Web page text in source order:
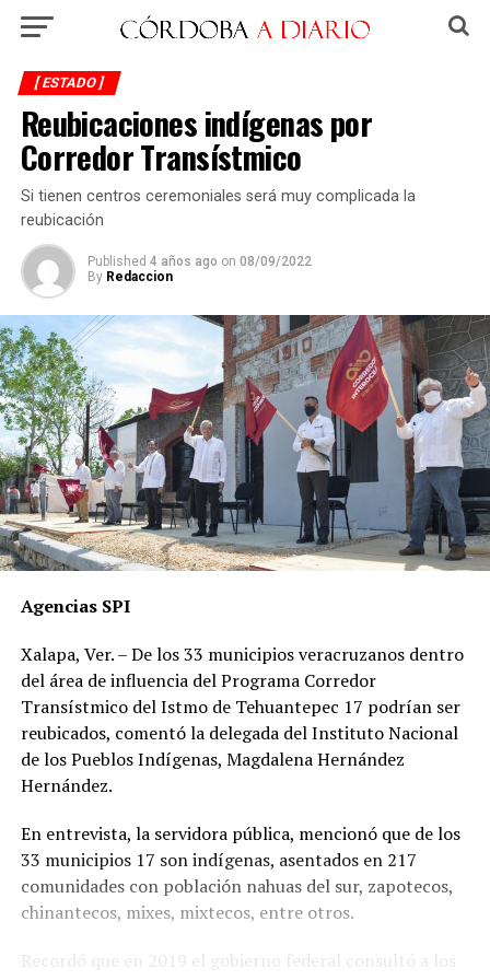
[ ESTADO ]
Reubicaciones indígenas por
Corredor Transístmico
Si tienen centros ceremoniales será muy complicada la
reubicación
Published 4 años ago on 08/09/2022
By Redaccion
Agencias SPI
Xalapa, Ver. – De los 33 municipios veracruzanos dentro
del área de influencia del Programa Corredor
Transístmico del Istmo de Tehuantepec 17 podrían ser
reubicados, comentó la delegada del Instituto Nacional
de los Pueblos Indígenas, Magdalena Hernández
Hernández.
En entrevista, la servidora pública, mencionó que de los
33 municipios 17 son indígenas, asentados en 217
comunidades con población nahuas del sur, zapotecos,
chinantecos, mixes, mixtecos, entre otros.
Recordó que en 2019 el gobierno federal consultó a los